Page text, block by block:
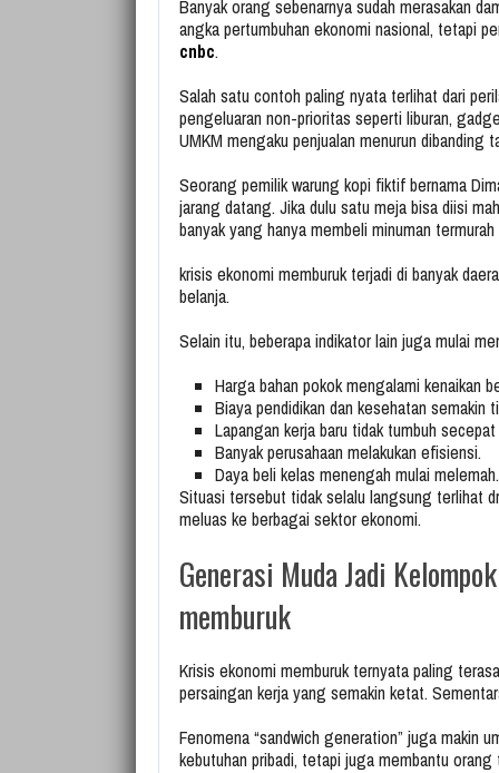
Banyak orang sebenarnya sudah merasakan
angka pertumbuhan ekonomi nasional, tetapi
cnbc.
Salah satu contoh paling nyata terlihat dari
pengeluaran non-prioritas seperti liburan,
UMKM mengaku penjualan menurun dibanding
Seorang pemilik warung kopi fiktif bernama
jarang datang. Jika dulu satu meja bisa diisi
banyak yang hanya membeli minuman
krisis ekonomi memburukterjadi di banyak
belanja.
Selain itu, beberapa indikator lain juga mulai
Harga bahan pokok mengalami kenaikan
Biaya pendidikan dan kesehatan semakin
Lapangan kerja baru tidak tumbuh
Banyak perusahaan melakukan efisiensi.
Daya beli kelas menengah mulai melemah.
Situasi tersebut tidak selalu langsung terlihat
meluas ke berbagai sektor ekonomi.
Generasi Muda Jadi
memburuk
Krisis ekonomi memburuk ternyata paling
persaingan kerja yang semakin ketat.
Fenomena “sandwich generation” juga makin
kebutuhan pribadi, tetapi juga membantu orang